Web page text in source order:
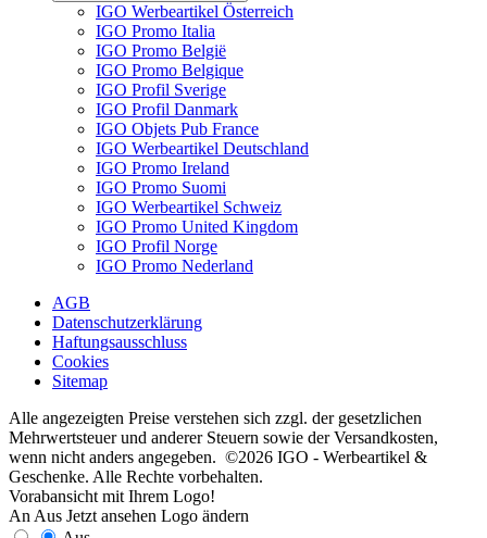
IGO Werbeartikel Österreich
IGO Promo Italia
IGO Promo België
IGO Promo Belgique
IGO Profil Sverige
IGO Profil Danmark
IGO Objets Pub France
IGO Werbeartikel Deutschland
IGO Promo Ireland
IGO Promo Suomi
IGO Werbeartikel Schweiz
IGO Promo United Kingdom
IGO Profil Norge
IGO Promo Nederland
AGB
Datenschutzerklärung
Haftungsausschluss
Cookies
Sitemap
Alle angezeigten Preise verstehen sich zzgl. der gesetzlichen
Mehrwertsteuer und anderer Steuern sowie der Versandkosten,
wenn nicht anders angegeben. ©2026 IGO - Werbeartikel &
Geschenke. Alle Rechte vorbehalten.
Vorabansicht mit Ihrem Logo!
An Aus Jetzt ansehen Logo ändern